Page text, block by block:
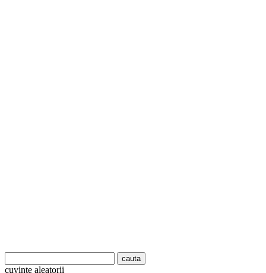
cuvinte aleatorii